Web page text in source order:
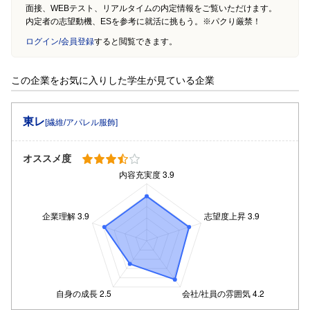
面接、WEBテスト、リアルタイムの内定情報をご覧いただけます。
内定者の志望動機、ESを参考に就活に挑もう。※パクり厳禁！
ログイン/会員登録すると閲覧できます。
この企業をお気に入りした学生が見ている企業
東レ[繊維/アパレル服飾]
オススメ度